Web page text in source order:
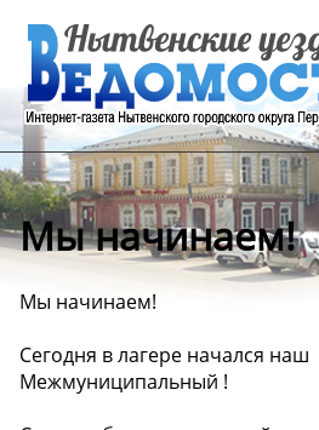
Мы начинаем!
Мы начинаем!
Сегодня в лагере начался наш
Межмуниципальный !